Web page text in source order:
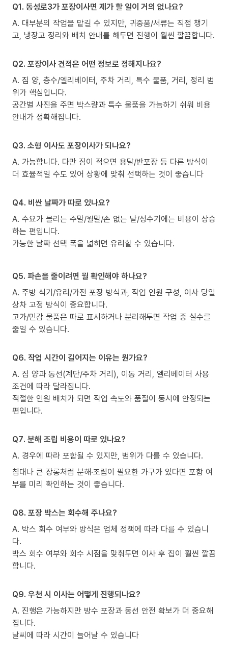
Q1. 동성로3가 포장이사면 제가 할 일이 거의 없나요?
A. 대부분의 작업을 맡길 수 있지만, 귀중품/서류는 직접 챙기
고, 냉장고 정리와 배치 안내를 해두면 진행이 훨씬 깔끔합니다.
Q2. 포장이사 견적은 어떤 정보로 정해지나요?
A. 짐 양, 층수/엘리베이터, 주차 거리, 특수 물품, 거리, 정리 범
위가 핵심입니다.
공간별 사진을 주면 박스량과 특수 물품을 가늠하기 쉬워 비용
안내가 정확해집니다.
Q3. 소형 이사도 포장이사가 되나요?
A. 가능합니다. 다만 짐이 적으면 용달/반포장 등 다른 방식이
더 효율적일 수도 있어 상황에 맞춰 선택하는 것이 좋습니다
Q4. 비싼 날짜가 따로 있나요?
A. 수요가 몰리는 주말/월말/손 없는 날/성수기에는 비용이 상승
하는 편입니다.
가능한 날짜 선택 폭을 넓히면 유리할 수 있습니다.
Q5. 파손을 줄이려면 뭘 확인해야 하나요?
A. 주방 식기/유리/가전 포장 방식과, 작업 인원 구성, 이사 당일
상차 고정 방식이 중요합니다.
고가/민감 물품은 따로 표시하거나 분리해두면 작업 중 실수를
줄일 수 있습니다.
Q6. 작업 시간이 길어지는 이유는 뭔가요?
A. 짐 양과 동선(계단/주차 거리), 이동 거리, 엘리베이터 사용
조건에 따라 달라집니다.
적절한 인원 배치가 되면 작업 속도와 품질이 동시에 안정되는
편입니다.
Q7. 분해 조립 비용이 따로 있나요?
A. 경우에 따라 포함될 수 있지만, 범위가 다를 수 있습니다.
침대나 큰 장롱처럼 분해·조립이 필요한 가구가 있다면 포함 여
부를 미리 확인하는 것이 좋습니다.
Q8. 포장 박스는 회수해 주나요?
A. 박스 회수 여부와 방식은 업체 정책에 따라 다를 수 있습니
다.
박스 회수 여부와 회수 시점을 맞춰두면 이사 후 집이 훨씬 깔끔
합니다.
Q9. 우천 시 이사는 어떻게 진행되나요?
A. 진행은 가능하지만 방수 포장과 동선 안전 확보가 더 중요해
집니다.
날씨에 따라 시간이 늘어날 수 있습니다